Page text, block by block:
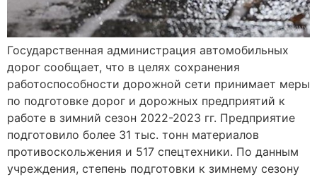
Государственная администрация автомобильных
дорог сообщает, что в целях сохранения
работоспособности дорожной сети принимает меры
по подготовке дорог и дорожных предприятий к
работе в зимний сезон 2022-2023 гг. Предприятие
подготовило более 31 тыс. тонн материалов
противоскольжения и 517 спецтехники. По данным
учреждения, степень подготовки к зимнему сезону